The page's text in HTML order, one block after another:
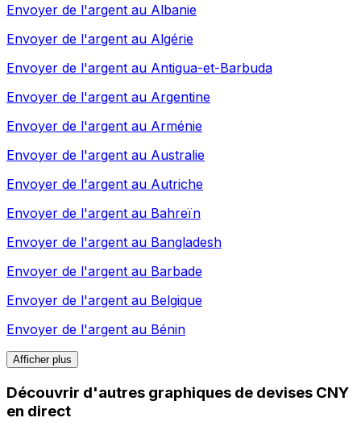
Envoyer de l'argent au Albanie
Envoyer de l'argent au Algérie
Envoyer de l'argent au Antigua-et-Barbuda
Envoyer de l'argent au Argentine
Envoyer de l'argent au Arménie
Envoyer de l'argent au Australie
Envoyer de l'argent au Autriche
Envoyer de l'argent au Bahreïn
Envoyer de l'argent au Bangladesh
Envoyer de l'argent au Barbade
Envoyer de l'argent au Belgique
Envoyer de l'argent au Bénin
Afficher plus
Découvrir d'autres graphiques de devises CNY
en direct